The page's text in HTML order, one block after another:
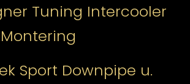
Tuning Intercooler
Sport Downpipe u.